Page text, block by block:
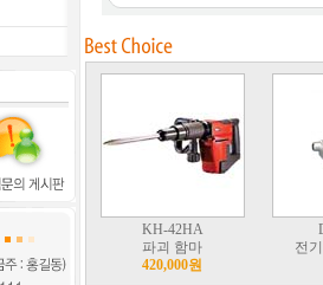
KH-42HA
파괴 함마
420,000원
전